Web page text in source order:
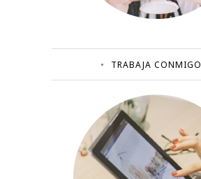
TRABAJA CONMIGO